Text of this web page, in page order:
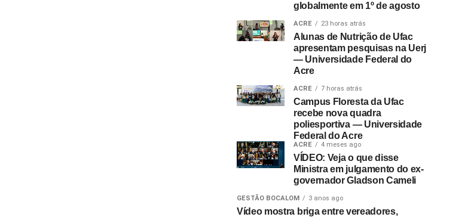
globalmente em 1º de agosto
ACRE 23 horas atrás
Alunas de Nutrição de Ufac
apresentam pesquisas na Uerj
— Universidade Federal do
Acre
ACRE 7 horas atrás
Campus Floresta da Ufac
recebe nova quadra
poliesportiva — Universidade
Federal do Acre
ACRE 4 meses ago
VÍDEO: Veja o que disse
Ministra em julgamento do ex-
governador Gladson Cameli
GESTÃO BOCALOM 3 anos ago
Vídeo mostra briga entre vereadores,